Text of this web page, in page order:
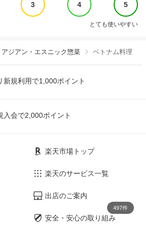
3 4 5
とても使いやすい
アジアン・エスニック惣菜 ベトナム料理
新規利用で1,000ポイント
入会で2,000ポイント
楽天市場トップ
楽天のサービス一覧
出店のご案内
安全・安心の取り組み
497件